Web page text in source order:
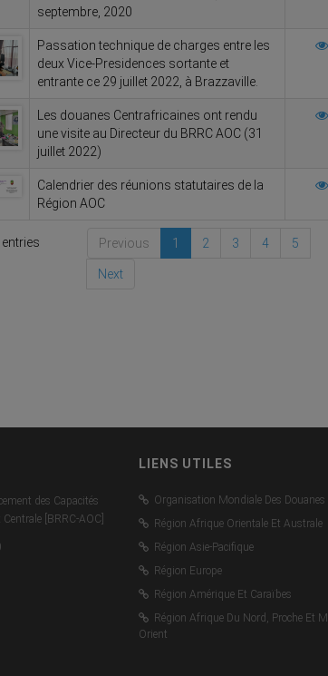
septembre, 2020
Passation technique de charges entre les
deux Vice-Presidences sortante et
entrante ce 29 juillet 2022, à Brazzaville.
Les douanes Centrafricaines ont rendu
une visite au Directeur du BRRC AOC (31
juillet 2022)
Calendrier des réunions statutaires de la
Région AOC
Previous 1 2 3 4 5
Next
des Capacités
[BRRC-AOC]
LIENS UTILES
Organisation Mondiale Des Douanes
Région Afrique Orientale Et Australe
Région Asie-Pacifique
Région Europe
Région Amérique Et Caraïbes
Région Afrique Du Nord, Proche Et
Orient